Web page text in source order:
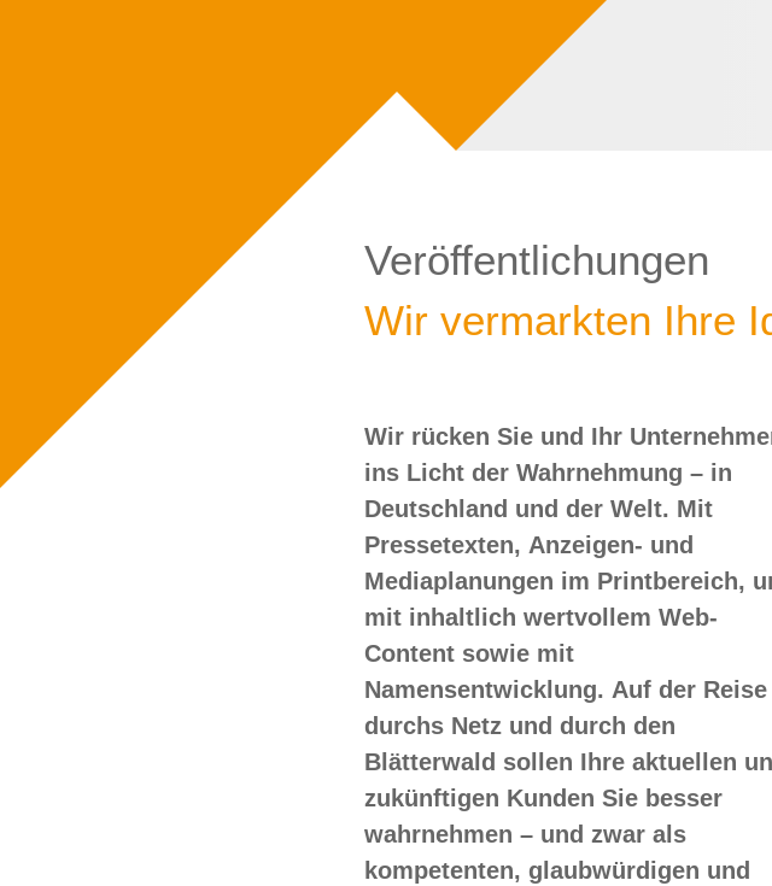
Veröffentlichungen
Wir vermarkten Ihre
Wir rücken Sie und Ihr
ins Licht der Wahrnehmung – in
Deutschland und der Welt. Mit
Pressetexten, Anzeigen- und
Mediaplanungen im Printbereich,
mit inhaltlich wertvollem Web-
Content sowie mit
Namensentwicklung. Auf der Reise
durchs Netz und durch den
Blätterwald sollen Ihre aktuellen
zukünftigen Kunden Sie besser
wahrnehmen – und zwar als
kompetenten, glaubwürdigen und
wollen Sie doch – oder? Dann nix